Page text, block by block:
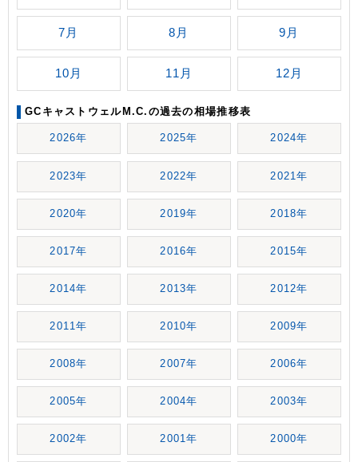
7月 8月 9月
10月 11月 12月
GCキャストウェルM.C.の過去の相場推移表
2026年 2025年 2024年
2023年 2022年 2021年
2020年 2019年 2018年
2017年 2016年 2015年
2014年 2013年 2012年
2011年 2010年 2009年
2008年 2007年 2006年
2005年 2004年 2003年
2002年 2001年 2000年